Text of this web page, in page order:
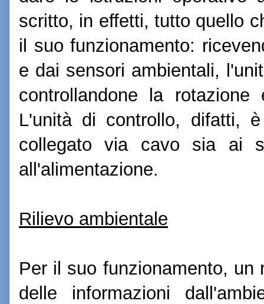
scritto, in effetti, tutto quello
il suo funzionamento:
e dai sensori ambientali,
controllandone la
L'unità di controllo, difatti,
collegato via cavo sia ai
all'alimentazione.
Rilievo ambientale
Per il suo funzionamento, un
delle informazioni